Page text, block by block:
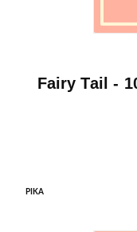
Fairy Tail -
PIKA